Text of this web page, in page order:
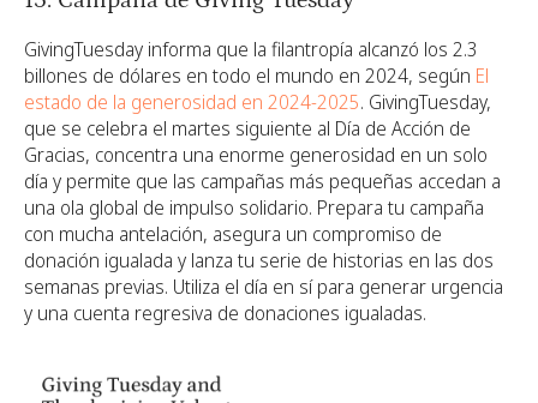
GivingTuesday informa que la filantropía alcanzó los 2.3
billones de dólares en todo el mundo en 2024, según El
estado de la generosidad en 2024-2025. GivingTuesday,
que se celebra el martes siguiente al Día de Acción de
Gracias, concentra una enorme generosidad en un solo
día y permite que las campañas más pequeñas accedan a
una ola global de impulso solidario. Prepara tu campaña
con mucha antelación, asegura un compromiso de
donación igualada y lanza tu serie de historias en las dos
semanas previas. Utiliza el día en sí para generar urgencia
y una cuenta regresiva de donaciones igualadas.